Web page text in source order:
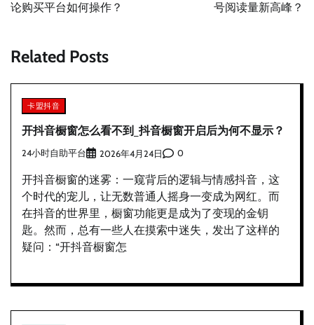
导
论购买平台如何操作？
号阅读量新高峰？
Related Posts
卡盟抖音
开抖音橱窗怎么看不到_抖音橱窗开启后为何不显示？
24小时自助平台 2026年4月24日 0
开抖音橱窗的迷雾：一窥背后的逻辑与情感抖音，这
个时代的宠儿，让无数普通人摇身一变成为网红。而
在抖音的世界里，橱窗功能更是成为了变现的金钥
匙。然而，总有一些人在摸索中迷失，发出了这样的
疑问：“开抖音橱窗怎